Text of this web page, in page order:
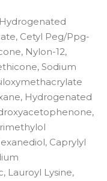
Cetyl Peg/Ppg-
Nylon-12,
Sodium
Hydrogenated
Caprylyl
Lauroyl Lysine,